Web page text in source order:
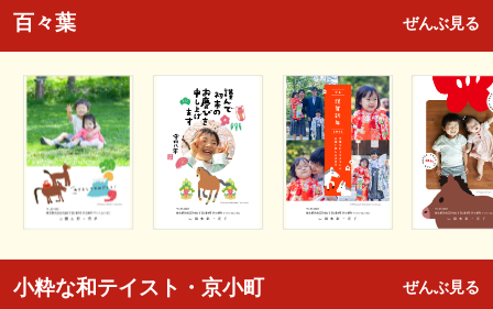
百々葉 ぜんぶ見る
小粋な和テイスト・京小町 ぜんぶ見る